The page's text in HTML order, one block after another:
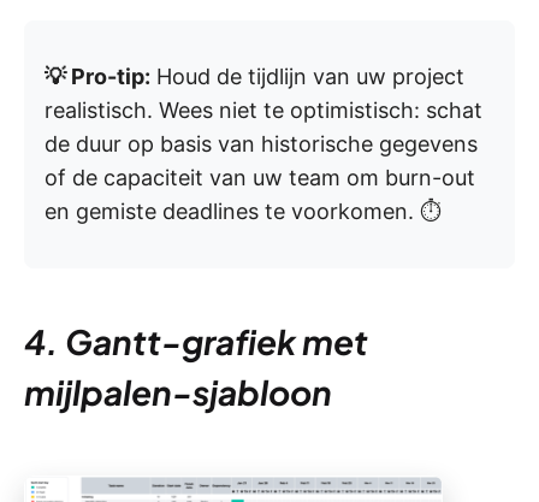
💡 Pro-tip: Houd de tijdlijn van uw project
realistisch. Wees niet te optimistisch: schat
de duur op basis van historische gegevens
of de capaciteit van uw team om burn-out
en gemiste deadlines te voorkomen. ⏱️
4. Gantt-grafiek met
mijlpalen-sjabloon